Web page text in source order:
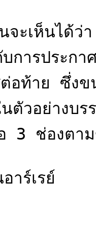
ะเห็นได้ว่
บการประ
ท้าย ซึ่งขน
นตัวอย่าง
3 ช่องตา
าร์เรย์